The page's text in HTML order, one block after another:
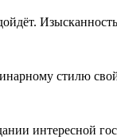
стилю
интересной